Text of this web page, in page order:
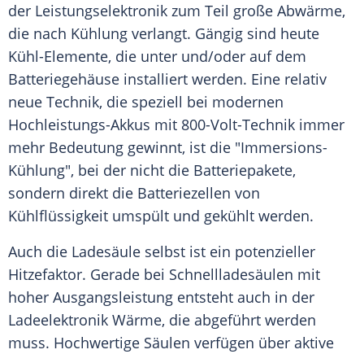
der Leistungselektronik zum Teil große Abwärme,
die nach Kühlung verlangt. Gängig sind heute
Kühl-Elemente, die unter und/oder auf dem
Batteriegehäuse installiert werden. Eine relativ
neue Technik, die speziell bei modernen
Hochleistungs-Akkus mit 800-Volt-Technik immer
mehr Bedeutung gewinnt, ist die "Immersions-
Kühlung", bei der nicht die Batteriepakete,
sondern direkt die Batteriezellen von
Kühlflüssigkeit umspült und gekühlt werden.
Auch die Ladesäule selbst ist ein potenzieller
Hitzefaktor. Gerade bei Schnellladesäulen mit
hoher Ausgangsleistung entsteht auch in der
Ladeelektronik Wärme, die abgeführt werden
muss. Hochwertige Säulen verfügen über aktive